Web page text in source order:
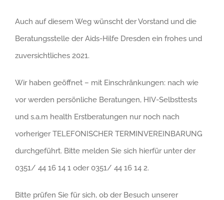
Auch auf diesem Weg wünscht der Vorstand und die
Beratungsstelle der Aids-Hilfe Dresden ein frohes und
zuversichtliches 2021.
Wir haben geöffnet – mit Einschränkungen: nach wie
vor werden persönliche Beratungen, HIV-Selbsttests
und s.a.m health Erstberatungen nur noch nach
vorheriger TELEFONISCHER TERMINVEREINBARUNG
durchgeführt. Bitte melden Sie sich hierfür unter der
0351/ 44 16 14 1 oder 0351/ 44 16 14 2.
Bitte prüfen Sie für sich, ob der Besuch unserer